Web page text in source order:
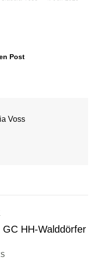
Post
Voss
HH-Walddörfer